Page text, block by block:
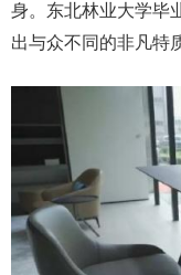
身。东北林业大学毕
出与众不同的非凡特